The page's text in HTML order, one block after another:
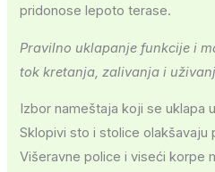
pridonose lepoto terase.
Pravilno uklapanje funkcije i
tok kretanja, zalivanja i
Izbor nameštaja koji se uklapa
Sklopivi sto i stolice olakšavaju
Višeravne police i viseći korpe